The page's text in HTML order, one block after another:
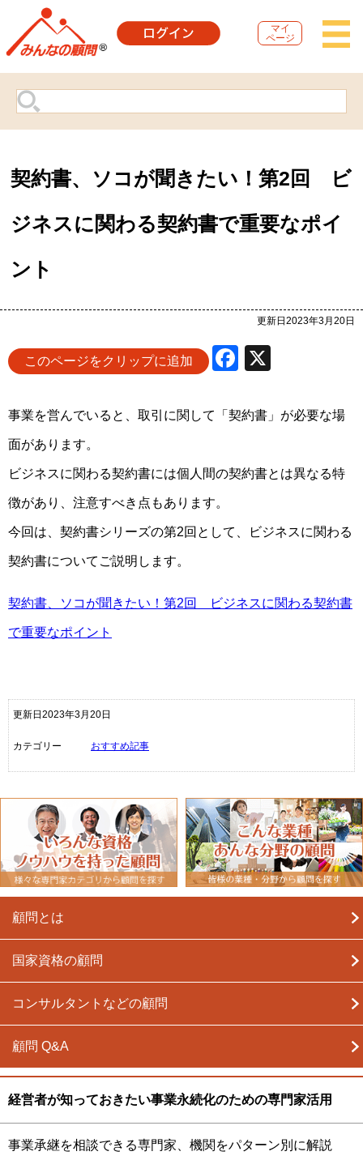
マイ
ページ
契約書、ソコが聞きたい！第2回 ビ
ジネスに関わる契約書で重要なポイ
ント
更新日2023年3月20日
このページをクリップに追加 Facebook
事業を営んでいると、取引に関して「契約書」が必要な場
面があります。
ビジネスに関わる契約書には個人間の契約書とは異なる特
徴があり、注意すべき点もあります。
今回は、契約書シリーズの第2回として、ビジネスに関わる
契約書についてご説明します。
契約書、ソコが聞きたい！第2回 ビジネスに関わる契約書
で重要なポイント
更新日2023年3月20日
カテゴリー おすすめ記事
顧問とは
国家資格の顧問
コンサルタントなどの顧問
顧問 Q&A
経営者が知っておきたい事業永続化のための専門家活用
事業承継を相談できる専門家、機関をパターン別に解説